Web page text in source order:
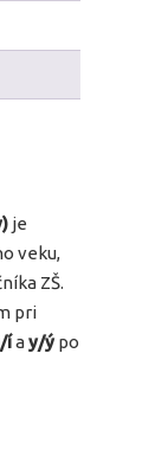
je
veku,
ZŠ.
pri
íay/ýpo